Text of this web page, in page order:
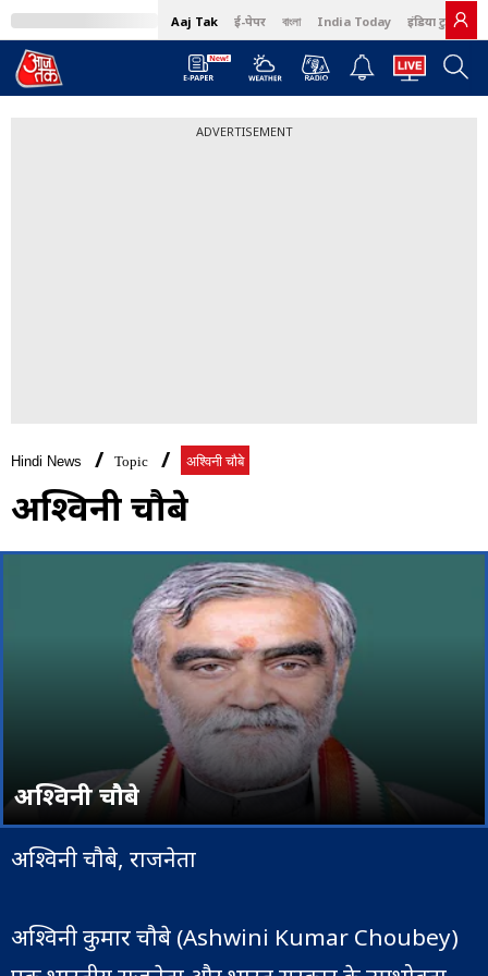
Aaj Tak ई-पेपर বাংলা India Today इंडिया टुडे हिंदी
ADVERTISEMENT
Hindi News Topic अश्विनी चौबे
अश्विनी चौबे
अश्विनी चौबे
अश्विनी चौबे, राजनेता
अश्विनी कुमार चौबे (Ashwini Kumar Choubey)